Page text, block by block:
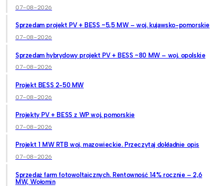
07-08-2026
Sprzedam projekt PV + BESS ~5,5 MW – woj. kujawsko-pomorskie
07-08-2026
Sprzedam hybrydowy projekt PV + BESS ~80 MW – woj. opolskie
07-08-2026
Projekt BESS 2-50 MW
07-08-2026
Projekty PV + BESS z WP woj. pomorskie
07-08-2026
Projekt 1 MW RTB woj. mazowieckie. Przeczytaj dokładnie opis
07-08-2026
Sprzedaż farm fotowoltaicznych. Rentowność 14% rocznie – 2,6
MW, Wołomin